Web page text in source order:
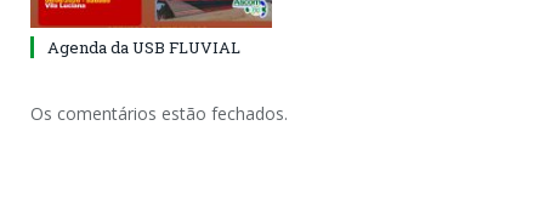
Agenda da USB FLUVIAL
Os comentários estão fechados.